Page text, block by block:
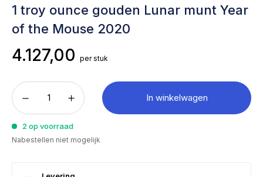
1 troy ounce gouden Lunar munt Year
of the Mouse 2020
4.127,00 per stuk
In winkelwagen
2 op voorraad
Nabestellen niet mogelijk